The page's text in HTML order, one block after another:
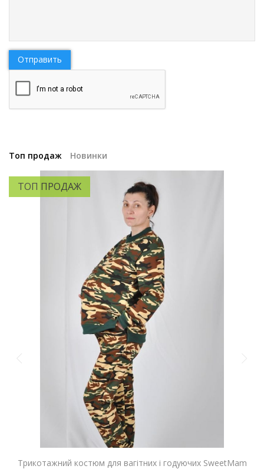
Отправить
Топ продаж Новинки
ТОП ПРОДАЖ
Трикотажний костюм для вагітних і годуючих SweetMam